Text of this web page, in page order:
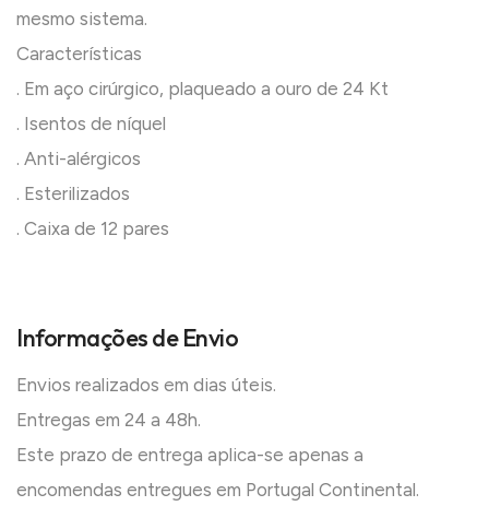
mesmo sistema.
Características
. Em aço cirúrgico, plaqueado a ouro de 24 Kt
. Isentos de níquel
. Anti-alérgicos
. Esterilizados
. Caixa de 12 pares
Informações de Envio
Envios realizados em dias úteis.
Entregas em 24 a 48h.
Este prazo de entrega aplica-se apenas a
encomendas entregues em Portugal Continental.